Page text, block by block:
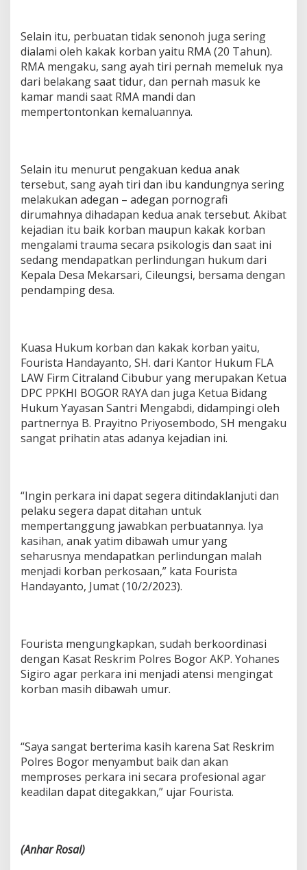
Selain itu, perbuatan tidak senonoh juga sering
dialami oleh kakak korban yaitu RMA (20 Tahun).
RMA mengaku, sang ayah tiri pernah memeluk nya
dari belakang saat tidur, dan pernah masuk ke
kamar mandi saat RMA mandi dan
mempertontonkan kemaluannya.
Selain itu menurut pengakuan kedua anak
tersebut, sang ayah tiri dan ibu kandungnya sering
melakukan adegan – adegan pornografi
dirumahnya dihadapan kedua anak tersebut. Akibat
kejadian itu baik korban maupun kakak korban
mengalami trauma secara psikologis dan saat ini
sedang mendapatkan perlindungan hukum dari
Kepala Desa Mekarsari, Cileungsi, bersama dengan
pendamping desa.
Kuasa Hukum korban dan kakak korban yaitu,
Fourista Handayanto, SH. dari Kantor Hukum FLA
LAW Firm Citraland Cibubur yang merupakan Ketua
DPC PPKHI BOGOR RAYA dan juga Ketua Bidang
Hukum Yayasan Santri Mengabdi, didampingi oleh
partnernya B. Prayitno Priyosembodo, SH mengaku
sangat prihatin atas adanya kejadian ini.
“Ingin perkara ini dapat segera ditindaklanjuti dan
pelaku segera dapat ditahan untuk
mempertanggung jawabkan perbuatannya. Iya
kasihan, anak yatim dibawah umur yang
seharusnya mendapatkan perlindungan malah
menjadi korban perkosaan,” kata Fourista
Handayanto, Jumat (10/2/2023).
Fourista mengungkapkan, sudah berkoordinasi
dengan Kasat Reskrim Polres Bogor AKP. Yohanes
Sigiro agar perkara ini menjadi atensi mengingat
korban masih dibawah umur.
“Saya sangat berterima kasih karena Sat Reskrim
Polres Bogor menyambut baik dan akan
memproses perkara ini secara profesional agar
keadilan dapat ditegakkan,” ujar Fourista.
(AnharRosal)